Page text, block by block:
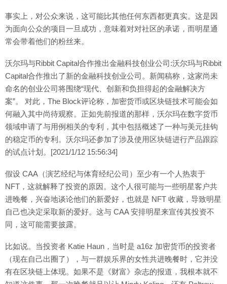
事实上，对公众来说，这可能比其他任何东西都更真实。这是因
为面向公众的项目一旦成功，意味着对对社区的承诺，而明星通
常会带着他们的粉丝来。
沃尔玛与Ribbit Capital合作推出金融科技创业公司:沃尔玛与Ribbit
Capital合作推出了新的金融科技创业公司。新闻稿称，这家尚未
命名的创业公司将围绕“现代、创新和负担得起的金融解决方
案”。 对此，The Block评论称，加密货币或区块链技术可能会如
何融入其中尚待观察。正如先前报道的那样，沃尔玛在数字货币
领域申请了与用例相关的专利，其中包括概述了一种与美元挂钩
的稳定币的专利。沃尔玛还参加了涉及使用区块链进行产品跟踪
的试点计划。[2021/1/12 15:56:34]
假设 CAA（演艺经纪与体育经纪公司）至少有一个人热衷于
NFT，这就解释了投资的原因。这个人很可能与一些明星客户共
进晚餐，兴奋地谈论他们的新爱好，也就是 NFT 收藏，导致明星
自己也决定采取新的爱好。这与 CAA 安排明星来宣传其投资不
同，这可能需要披露。
比如说。当投资者 Katie Haun，当时是 a16z 加密货币的投资者
（现在自己出圈了），与一群娱乐界的女性共进晚餐时，它并没
有在区块链上体现。如果不是《财富》杂志的报道，我根本就不